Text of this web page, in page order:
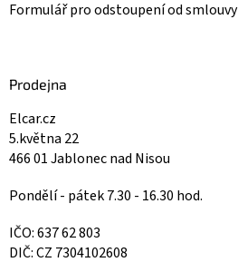
Formulář pro odstoupení od smlouvy
Prodejna
Elcar.cz
5.května 22
466 01 Jablonec nad Nisou
Pondělí - pátek 7.30 - 16.30 hod.
IČO: 637 62 803
DIČ: CZ 7304102608